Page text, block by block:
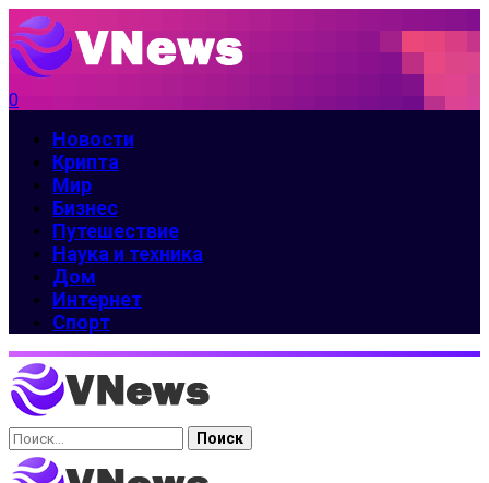
0
Новости
Крипта
Мир
Бизнес
Путешествие
Наука и техника
Дом
Интернет
Спорт
Найти: